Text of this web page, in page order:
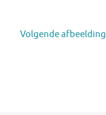
Volgende afbeelding